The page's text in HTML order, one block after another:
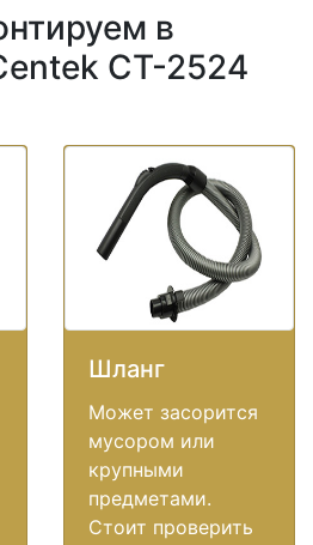
в
CT-2524
Шланг
Может засорится
мусором или
крупными
предметами.
Стоит проверить